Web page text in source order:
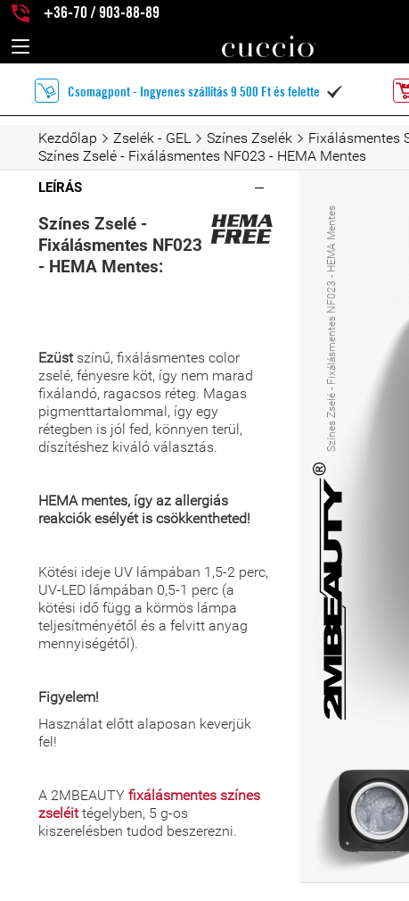
+36-70 / 903-88-89
Csomagpont - Ingyenes szállítás 9 500 Ft és felette 
Kezdőlap Zselék - GEL Színes Zselék
Fixálásmentes
Színes Zselé - Fixálásmentes NF023 - HEMA Mentes
LEÍRÁS
Színes Zselé -
Fixálásmentes NF023
- HEMA Mentes:
Ezüst színű, fixálásmentes color
zselé, fényesre köt, így nem marad
fixálandó, ragacsos réteg. Magas
pigmenttartalommal, így egy
rétegben is jól fed, könnyen terül,
díszítéshez kiváló választás.
HEMA mentes, így az allergiás
reakciók esélyét is csökkentheted!
Kötési ideje UV lámpában 1,5-2 perc,
UV-LED lámpában 0,5-1 perc (a
kötési idő függ a körmös lámpa
teljesítményétől és a felvitt anyag
mennyiségétől).
Figyelem!
Használat előtt alaposan keverjük
fel!
A 2MBEAUTY fixálásmentes színes
zseléit tégelyben, 5 g-os
kiszerelésben tudod beszerezni.
Színes Zselé - Fixálásmentes NF023 - HEMA Mentes